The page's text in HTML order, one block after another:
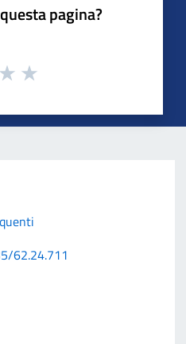
pagina?
62.24.711